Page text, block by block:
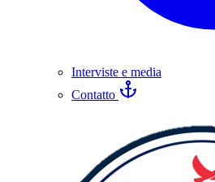
Interviste e media
Contatto